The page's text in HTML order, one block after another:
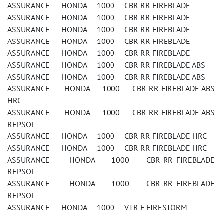
ASSURANCE HONDA 1000 CBR RR FIREBLADE
ASSURANCE HONDA 1000 CBR RR FIREBLADE
ASSURANCE HONDA 1000 CBR RR FIREBLADE
ASSURANCE HONDA 1000 CBR RR FIREBLADE
ASSURANCE HONDA 1000 CBR RR FIREBLADE
ASSURANCE HONDA 1000 CBR RR FIREBLADE ABS
ASSURANCE HONDA 1000 CBR RR FIREBLADE ABS
ASSURANCE HONDA 1000 CBR RR FIREBLADE ABS
HRC
ASSURANCE HONDA 1000 CBR RR FIREBLADE ABS
REPSOL
ASSURANCE HONDA 1000 CBR RR FIREBLADE HRC
ASSURANCE HONDA 1000 CBR RR FIREBLADE HRC
ASSURANCE HONDA 1000 CBR RR FIREBLADE
REPSOL
ASSURANCE HONDA 1000 CBR RR FIREBLADE
REPSOL
ASSURANCE HONDA 1000 VTR F FIRESTORM